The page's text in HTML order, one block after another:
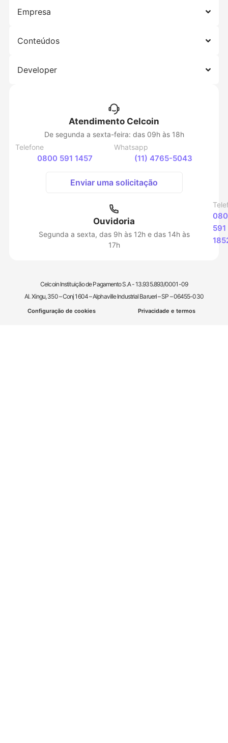
Empresa
Conteúdos
Developer
Atendimento Celcoin
De segunda a sexta-feira: das 09h às 18h
Telefone
0800 591 1457
Whatsapp
(11) 4765-5043
Enviar uma solicitação
Ouvidoria
Segunda a sexta, das 9h às 12h e das 14h às
17h
591
Celcoin Instituição de Pagamento S.A - 13.935.893/0001-09
Al. Xingu, 350 – Conj 1604 – Alphaville Industrial Barueri – SP – 06455-030
Configuração de cookies Privacidade e termos